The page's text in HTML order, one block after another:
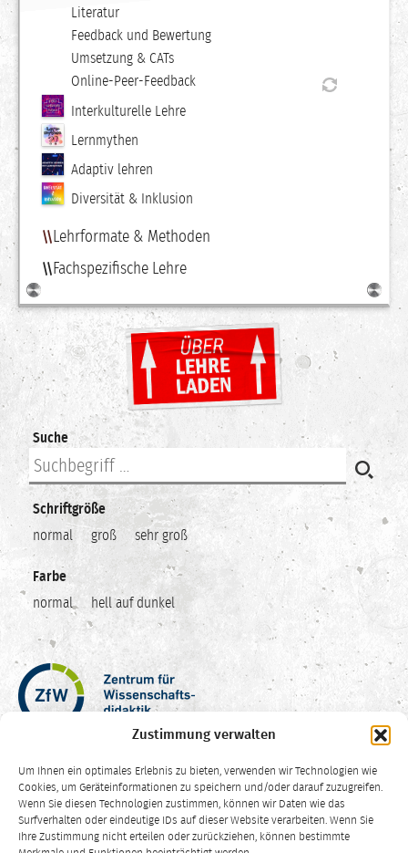
Zustimmung verwalten
Um Ihnen ein optimales Erlebnis zu bieten, verwenden wir Technologien wie
Cookies, um Geräteinformationen zu speichern und/oder darauf zuzugreifen.
Wenn Sie diesen Technologien zustimmen, können wir Daten wie das
Surfverhalten oder eindeutige IDs auf dieser Website verarbeiten. Wenn Sie
Ihre Zustimmung nicht erteilen oder zurückziehen, können bestimmte
Literatur
Feedback und Bewertung
Umsetzung & CATs
Online-Peer-Feedback
Interkulturelle Lehre
Lernmythen
Adaptiv lehren
Diversität & Inklusion
Lehrformate & Methoden
Fachspezifische Lehre
Suche
Schriftgröße
normal
groß sehr groß
Farbe
normal
hell auf dunkel
Zentrum
für
Wissenschaftsdidaktik
Ruhr-
Universität
Bochum